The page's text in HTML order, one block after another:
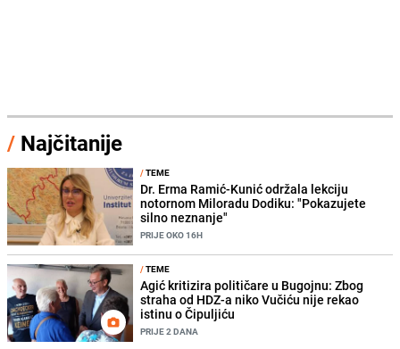
/ Najčitanije
/TEME
Dr. Erma Ramić-Kunić održala lekciju
notornom Miloradu Dodiku: "Pokazujete
silno neznanje"
PRIJE OKO 16H
/TEME
Agić kritizira političare u Bugojnu: Zbog
straha od HDZ-a niko Vučiću nije rekao
istinu o Čipuljiću
PRIJE 2 DANA